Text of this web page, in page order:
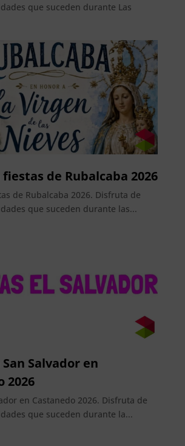
que suceden durante Las
de Rubalcaba 2026
de Rubalcaba 2026. Disfruta de
que suceden durante las...
Salvador en
2026
en Castanedo 2026. Disfruta de
que suceden durante la...